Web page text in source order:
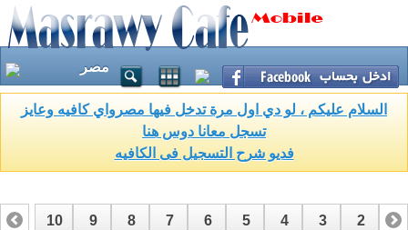
مصر
السلام عليكم ، لو دي اول مرة تدخل فيها مصرواي كافيه وعايز
تسجل معانا دوس هنا
فديو شرح التسجيل فى الكافيه
1
2
3
4
5
6
7
8
9
10